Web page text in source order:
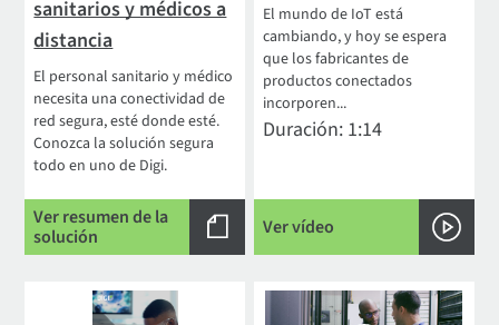
sanitarios y médicos a
distancia
El personal sanitario y médico
necesita una conectividad de
red segura, esté donde esté.
Conozca la solución segura
todo en uno de Digi.
Ver resumen de la
solución
El mundo de IoT está
cambiando, y hoy se espera
que los fabricantes de
productos conectados
incorporen...
Duración: 1:14
Ver vídeo